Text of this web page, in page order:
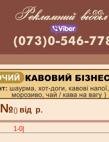
№() від р.
1-0|